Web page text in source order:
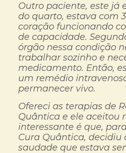
Outro paciente, este já
do quarto, estava com
coração funcionando
de capacidade.
órgão nessa condição
trabalhar sozinho e
medicamento. Então,
um remédio
permanecer vivo.
Ofereci as terapias de
Quântica e ele aceitou
interessante é que,
Cura Quântica, decidiu
saudade que estava